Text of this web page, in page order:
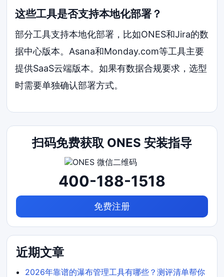
这些工具是否支持本地化部署？
部分工具支持本地化部署，比如ONES和Jira的数
据中心版本。Asana和Monday.com等工具主要
提供SaaS云端版本。如果有数据合规要求，选型
时需要单独确认部署方式。
扫码免费获取 ONES 安装指导
400-188-1518
免费注册
近期文章
2026年靠谱的瀑布管理工具有哪些？测评清单帮你